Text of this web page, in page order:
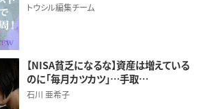
トウシル編集チーム
【NISA貧乏になるな】資産は増えている
のに「毎月カツカツ」…手取…
石川 亜希子